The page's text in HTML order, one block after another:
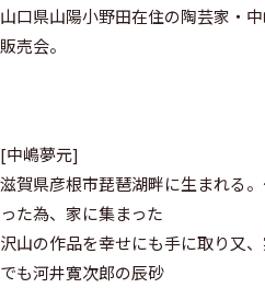
山口県山陽小野田在住の陶芸家・
販売会。
[中嶋夢元]
滋賀県彦根市琵琶湖畔に生まれる
った為、家に集まった
沢山の作品を幸せにも手に取り又
でも河井寛次郎の辰砂